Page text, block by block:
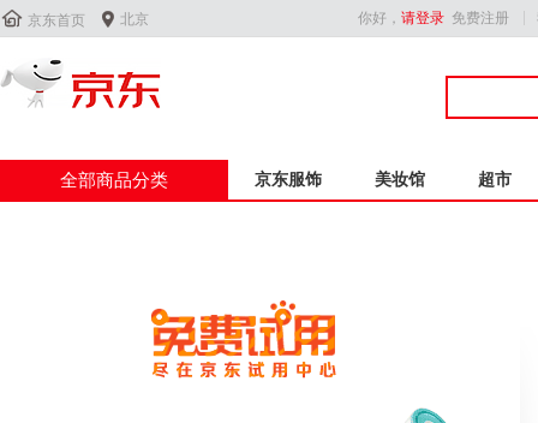
 京东首页  北京 你好， 请登录 免费注册
全部商品分类 京东服饰 美妆馆 超市